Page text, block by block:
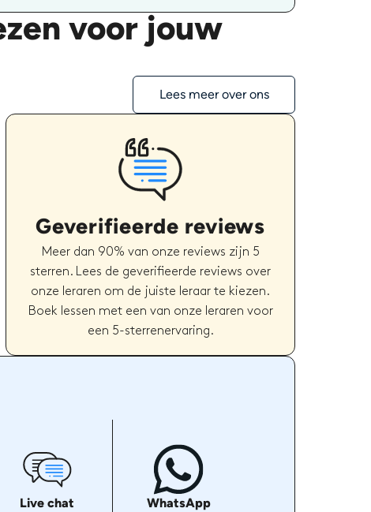
voor jouw
Lees meer over ons
Geverifieerde reviews
Meer dan 90% van onze reviews zijn 5
sterren. Lees de geverifieerde reviews over
onze leraren om de juiste leraar te kiezen.
Boek lessen met een van onze leraren voor
een 5-sterrenervaring.
Live chat WhatsApp